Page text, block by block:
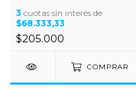
3 cuotas sin interés de
$68.333,33
$205.000
COMPRAR